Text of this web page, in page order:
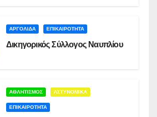
ΑΡΓΟΛΙΔΑ ΕΠΙΚΑΙΡΟΤΗΤΑ
Δικηγορικός Σύλλογος Ναυπλίου
ΑΘΛΗΤΙΣΜΟΣ ΑΣΤΥΝΟΜΙΚΑ
ΕΠΙΚΑΙΡΟΤΗΤΑ